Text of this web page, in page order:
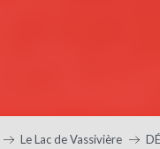
Le Lac de Vassivière